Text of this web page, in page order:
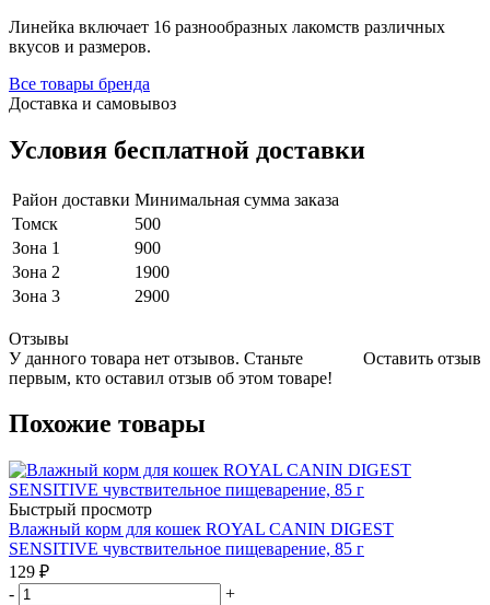
Линейка включает 16 разнообразных лакомств различных
вкусов и размеров.
Все товары бренда
Доставка и самовывоз
Условия бесплатной доставки
Район доставки Минимальная сумма заказа
Томск
500
Зона 1
900
Зона 2
1900
Зона 3
2900
Отзывы
Оставить отзыв
У данного товара нет отзывов. Станьте
первым, кто оставил отзыв об этом товаре!
Похожие товары
Быстрый просмотр
Влажный корм для кошек ROYAL CANIN DIGEST
SENSITIVE чувствительное пищеварение, 85 г
129 ₽
-
+